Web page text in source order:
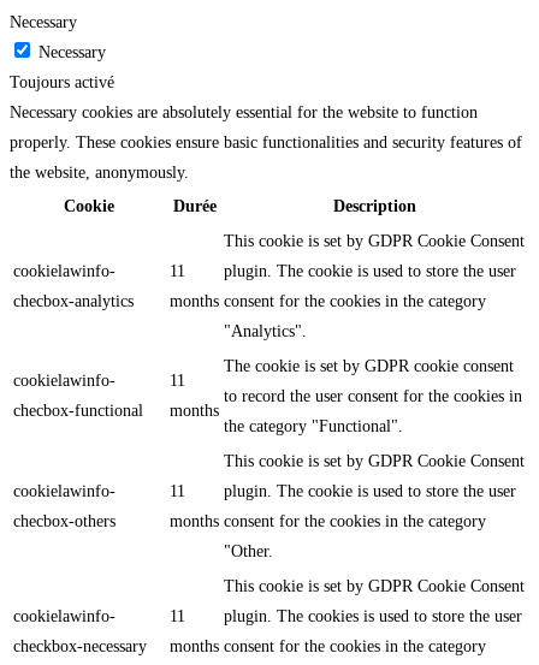
Necessary
Necessary
Toujours activé
Necessary cookies are absolutely essential for the website to function
properly. These cookies ensure basic functionalities and security features of
the website, anonymously.
Cookie
Durée Description
cookielawinfo-
checbox-analytics
11
months
This cookie is set by GDPR Cookie Consent
plugin. The cookie is used to store the user
consent for the cookies in the category
"Analytics".
cookielawinfo-
checbox-functional
11
months
The cookie is set by GDPR cookie consent
to record the user consent for the cookies in
the category "Functional".
cookielawinfo-
checbox-others
11
months
This cookie is set by GDPR Cookie Consent
plugin. The cookie is used to store the user
consent for the cookies in the category
"Other.
cookielawinfo-
checkbox-necessary
11
months
This cookie is set by GDPR Cookie Consent
plugin. The cookies is used to store the user
consent for the cookies in the category